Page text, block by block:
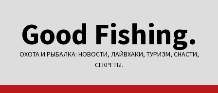
содержимому
Good Fishing.
ОХОТА И РЫБАЛКА: НОВОСТИ, ЛАЙВХАКИ, ТУРИЗМ, СНАСТИ,
СЕКРЕТЫ.